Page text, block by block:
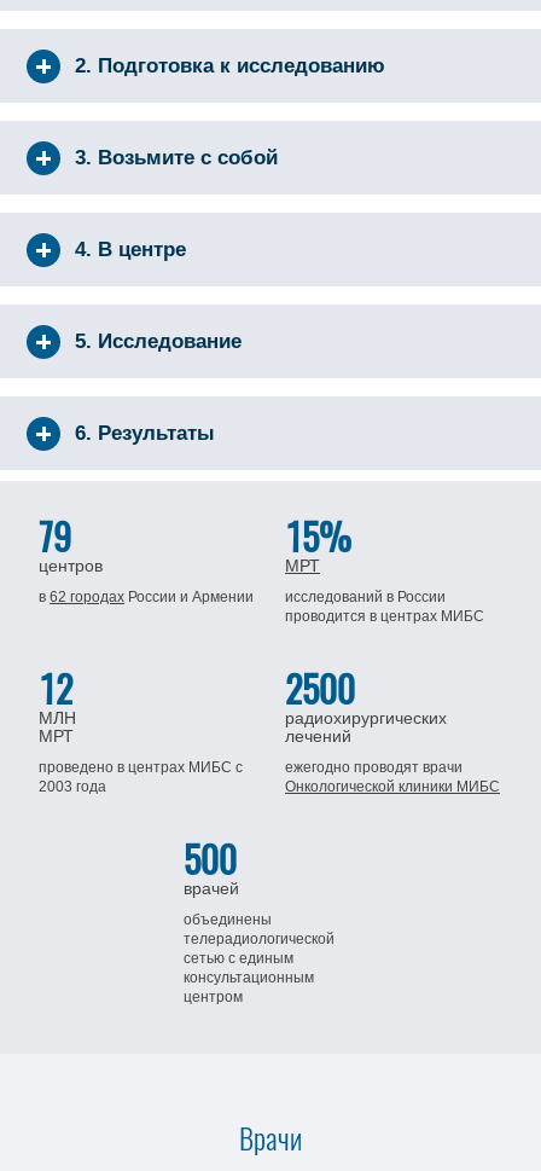
2. Подготовка к исследованию
3. Возьмите с собой
4. В центре
5. Исследование
6. Результаты
79
центров
в62 городах Россиии Армении
15%
МРТ
исследований в России
проводится в центрах МИБС
12
МЛН
МРТ
проведено в центрах МИБСс
2003 года
2500
радиохирургических
лечений
ежегодно проводят врачи
Онкологической клиники МИБС
500
врачей
объединены
телерадиологической
сетью с единым
консультационным
центром
Врачи